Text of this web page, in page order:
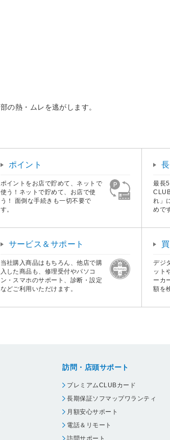
の熱・ムレを逃がします。
ポイント
ポイントをお店で貯めて、ネットで
使う！ネットで貯めて、お店で使
う！ 面倒な手続きも一切不要で
す。
最長
れ」
めで
サービス＆サポート
当社購入商品はもちろん、他店で購
入した商品も、修理受付やパソコ
ン・スマホのサポート、診断・設定
などご利用いただけます。
デジ
ット
ーカ
額を
訪問・店頭サポート
プレミアムCLUBカード
長期保証ソフマップワランティ
月額安心サポート
電話＆リモート
訪問サポート